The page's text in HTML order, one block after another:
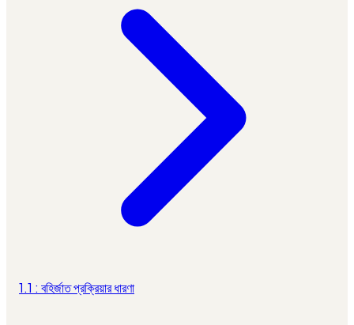
1.1 : বহির্জাত প্রক্রিয়ার ধারণা